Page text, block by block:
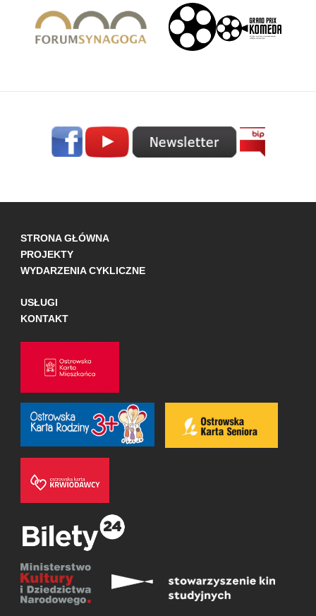
STRONA GŁÓWNA
PROJEKTY
WYDARZENIA CYKLICZNE
USŁUGI
KONTAKT